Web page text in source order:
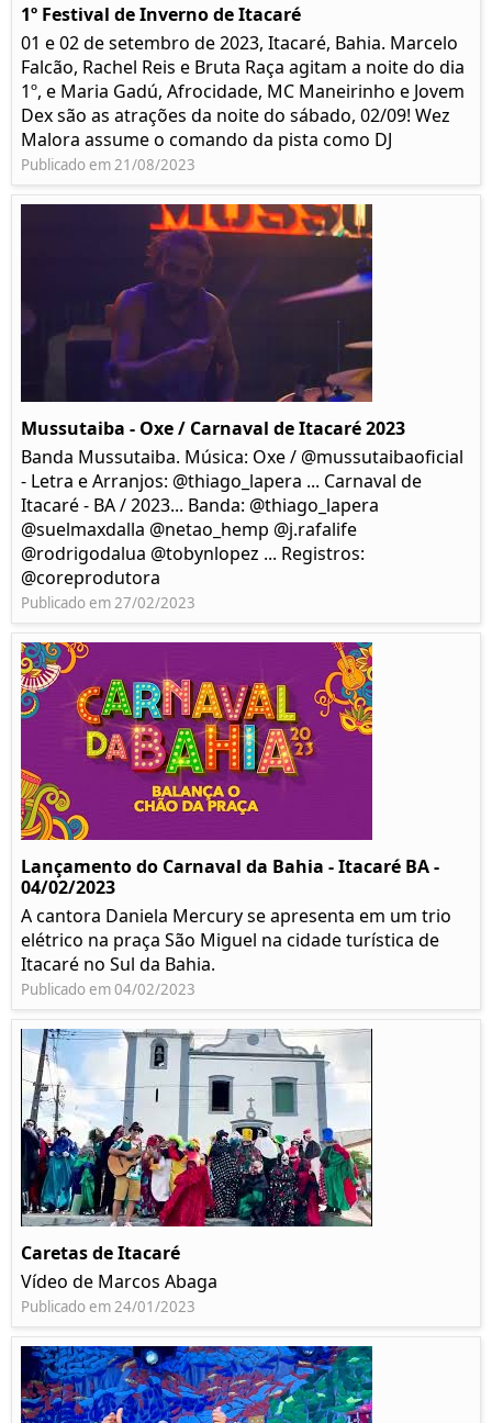
1º Festival de Inverno de Itacaré
01 e 02 de setembro de 2023, Itacaré, Bahia. Marcelo
Falcão, Rachel Reis e Bruta Raça agitam a noite do dia
1º, e Maria Gadú, Afrocidade, MC Maneirinho e Jovem
Dex são as atrações da noite do sábado, 02/09! Wez
Malora assume o comando da pista como DJ
Publicado em 21/08/2023
Mussutaiba - Oxe / Carnaval de Itacaré 2023
Banda Mussutaiba. Música: Oxe / @mussutaibaoficial
- Letra e Arranjos: @thiago_lapera ... Carnaval de
Itacaré - BA / 2023... Banda: @thiago_lapera
@suelmaxdalla @netao_hemp @j.rafalife
@rodrigodalua @tobynlopez ... Registros:
@coreprodutora
Publicado em 27/02/2023
Lançamento do Carnaval da Bahia - Itacaré BA -
04/02/2023
A cantora Daniela Mercury se apresenta em um trio
elétrico na praça São Miguel na cidade turística de
Itacaré no Sul da Bahia.
Publicado em 04/02/2023
Caretas de Itacaré
Vídeo de Marcos Abaga
Publicado em 24/01/2023